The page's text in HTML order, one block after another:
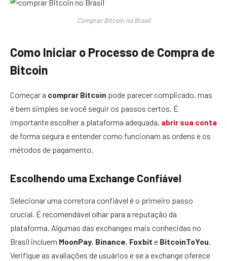
Comprar Bitcoin no Brasil
Como Iniciar o Processo de Compra de
Bitcoin
Começar a comprar Bitcoin pode parecer complicado, mas
é bem simples se você seguir os passos certos. É
importante escolher a plataforma adequada, abrir sua conta
de forma segura e entender como funcionam as ordens e os
métodos de pagamento.
Escolhendo uma Exchange Confiável
Selecionar uma corretora confiável é o primeiro passo
crucial. É recomendável olhar para a reputação da
plataforma. Algumas das exchanges mais conhecidas no
Brasil incluem MoonPay, Binance, Foxbit e BitcoinToYou.
Verifique as avaliações de usuários e se a exchange oferece